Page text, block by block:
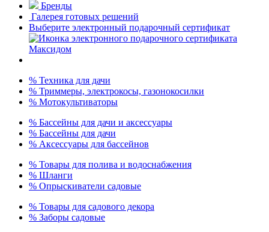
Бренды
Галерея готовых решений
Выберите электронный подарочный сертификат
% Техника для дачи
% Триммеры, электрокосы, газонокосилки
% Мотокультиваторы
% Бассейны для дачи и аксессуары
% Бассейны для дачи
% Аксессуары для бассейнов
% Товары для полива и водоснабжения
% Шланги
% Опрыскиватели садовые
% Товары для садового декора
% Заборы садовые